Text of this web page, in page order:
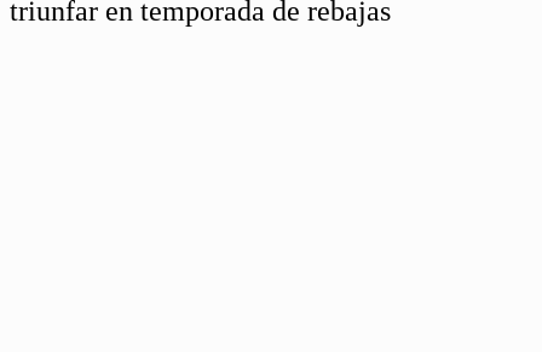
triunfar en temporada de rebajas